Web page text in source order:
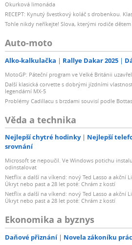
Okurková limonáda
RECEPT: Kynutý švestkový koláč s drobenkou.
Tohle nikdy neříkejte! Slova, kterými rodiče
Auto-moto
Alko-kalkulačka Rallye Dakar 2025
MotoGP: Páteční program ve Velké Británii
Další klasická corvette s dobrými jízdními
legendární MX-5
Problémy Cadillacu s brzdami souvisí podle
Věda a technika
Nejlepší chytré hodinky Nejlepší
srovnání
Microsoft se nepoučil. Ve Windows potichu
odinstalovat
Netflix a další na víkend: nový Ted Lasso a akční
Úkryt nebo past a 28 let poté: Chrám z kostí
Netflix a další na víkend: nový Ted Lasso a akční
Úkryt nebo past a 28 let poté: Chrám z kostí
Ekonomika a byznys
Daňové přiznání Novela zákoníku